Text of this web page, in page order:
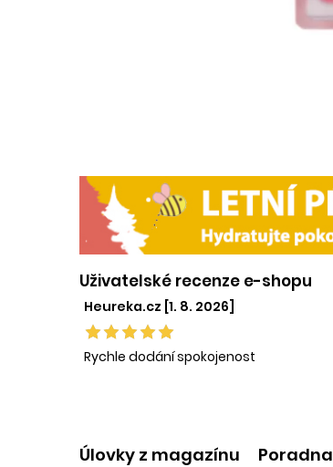
Uživatelské recenze e-shopu
Heureka.cz [1. 8. 2026]
Rychle dodání spokojenost
Úlovky z magazínu Poradna